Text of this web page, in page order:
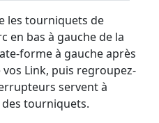
les tourniquets de
en bas à gauche de la
forme à gauche après
Link, puis regroupez-
servent à
tourniquets.